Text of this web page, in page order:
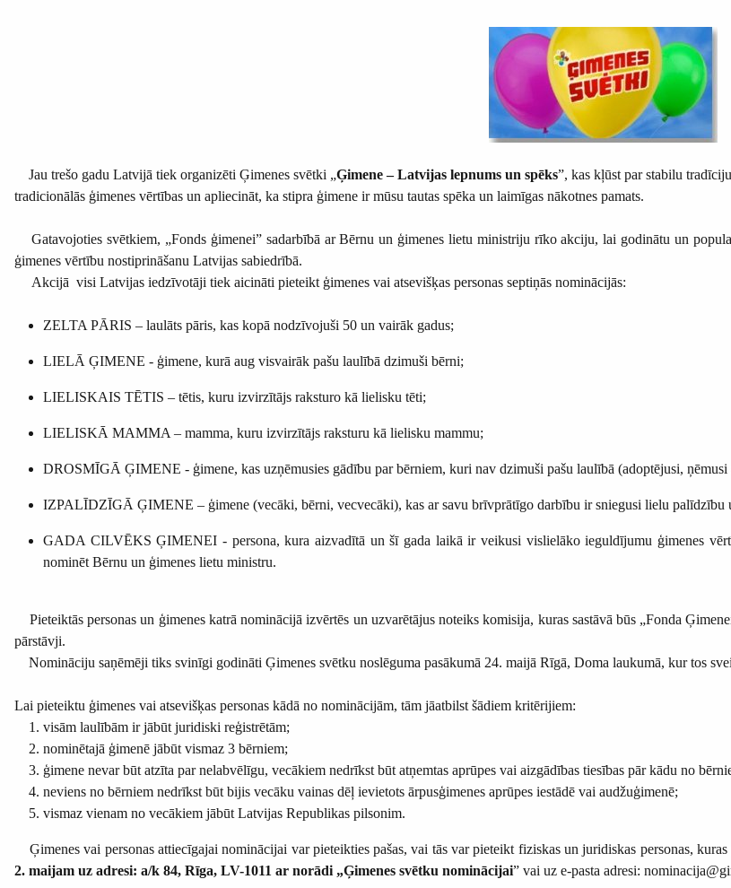
Jau trešo gadu Latvijā tiek organizēti Ģimenes svētki „Ģimene – Latvijas lepnums un spēks”, kas kļūst par stabilu
tradicionālās ģimenes vērtības un apliecināt, ka stipra ģimene ir mūsu tautas spēka un laimīgas nākotnes pamats.
Gatavojoties svētkiem, „Fonds ģimenei” sadarbībā ar Bērnu un ģimenes lietu ministriju rīko akciju, lai godinātu un
ģimenes vērtību nostiprināšanu Latvijas sabiedrībā.
Akcijā visi Latvijas iedzīvotāji tiek aicināti pieteikt ģimenes vai atsevišķas personas septiņās nominācijās:
ZELTA PĀRIS – laulāts pāris, kas kopā nodzīvojuši 50 un vairāk gadus;
LIELĀ ĢIMENE - ģimene, kurā aug visvairāk pašu laulībā dzimuši bērni;
LIELISKAIS TĒTIS – tētis, kuru izvirzītājs raksturo kā lielisku tēti;
LIELISKĀ MAMMA – mamma, kuru izvirzītājs raksturu kā lielisku mammu;
DROSMĪGĀ ĢIMENE - ģimene, kas uzņēmusies gādību par bērniem, kuri nav dzimuši pašu laulībā (adoptējusi,
IZPALĪDZĪGĀ ĢIMENE – ģimene (vecāki, bērni, vecvecāki), kas ar savu brīvprātīgo darbību ir sniegusi lielu palīdzību
GADA CILVĒKS ĢIMENEI - persona, kura aizvadītā un šī gada laikā ir veikusi vislielāko ieguldījumu ģimenes
nominēt Bērnu un ģimenes lietu ministru.
Pieteiktās personas un ģimenes katrā nominācijā izvērtēs un uzvarētājus noteiks komisija, kuras sastāvā būs „Fonda
pārstāvji.
Nomināciju saņēmēji tiks svinīgi godināti Ģimenes svētku noslēguma pasākumā 24. maijā Rīgā, Doma laukumā, kur tos
Lai pieteiktu ģimenes vai atsevišķas personas kādā no nominācijām, tām jāatbilst šādiem kritērijiem:
visām laulībām ir jābūt juridiski reģistrētām;
nominētajā ģimenē jābūt vismaz 3 bērniem;
ģimene nevar būt atzīta par nelabvēlīgu, vecākiem nedrīkst būt atņemtas aprūpes vai aizgādības tiesības pār kādu no
neviens no bērniem nedrīkst būt bijis vecāku vainas dēļ ievietots ārpusģimenes aprūpes iestādē vai audžuģimenē;
vismaz vienam no vecākiem jābūt Latvijas Republikas pilsonim.
Ģimenes vai personas attiecīgajai nominācijai var pieteikties pašas, vai tās var pieteikt fiziskas un juridiskas personas,
2. maijam uz adresi: a/k 84, Rīga, LV-1011 ar norādi „Ģimenes svētku nominācijai” vai uz e-pasta adresi: